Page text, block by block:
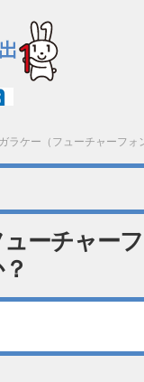
ガラケー（フューチャーフォ
ーチャー